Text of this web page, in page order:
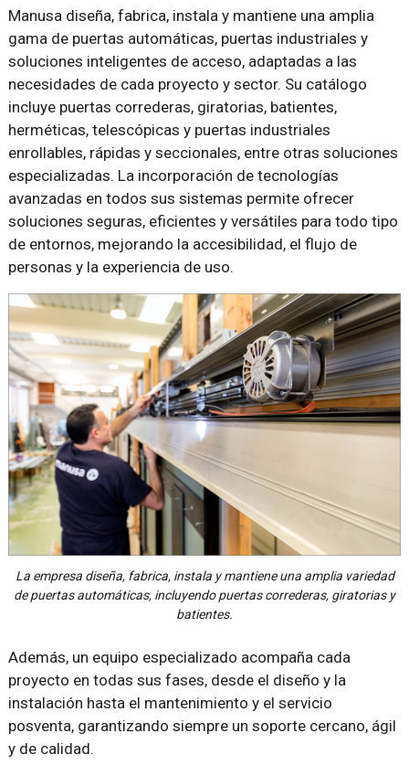
Manusa diseña, fabrica, instala y mantiene una amplia
gama de puertas automáticas, puertas industriales y
soluciones inteligentes de acceso, adaptadas a las
necesidades de cada proyecto y sector. Su catálogo
incluye puertas correderas, giratorias, batientes,
herméticas, telescópicas y puertas industriales
enrollables, rápidas y seccionales, entre otras soluciones
especializadas. La incorporación de tecnologías
avanzadas en todos sus sistemas permite ofrecer
soluciones seguras, eficientes y versátiles para todo tipo
de entornos, mejorando la accesibilidad, el flujo de
personas y la experiencia de uso.
La empresa diseña, fabrica, instala y mantiene una amplia variedad
de puertas automáticas, incluyendo puertas correderas, giratorias y
batientes.
Además, un equipo especializado acompaña cada
proyecto en todas sus fases, desde el diseño y la
instalación hasta el mantenimiento y el servicio
posventa, garantizando siempre un soporte cercano, ágil
y de calidad.